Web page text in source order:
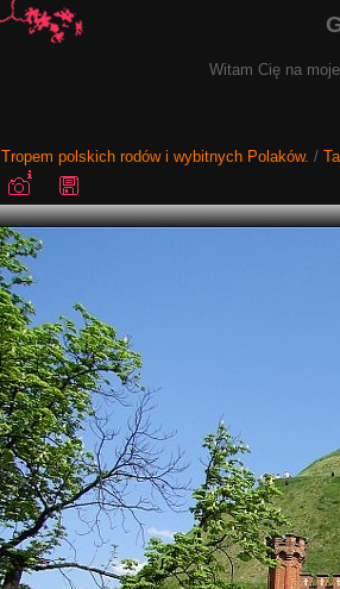
Witam Cię na
Tropem polskich rodów i wybitnych Polaków. /